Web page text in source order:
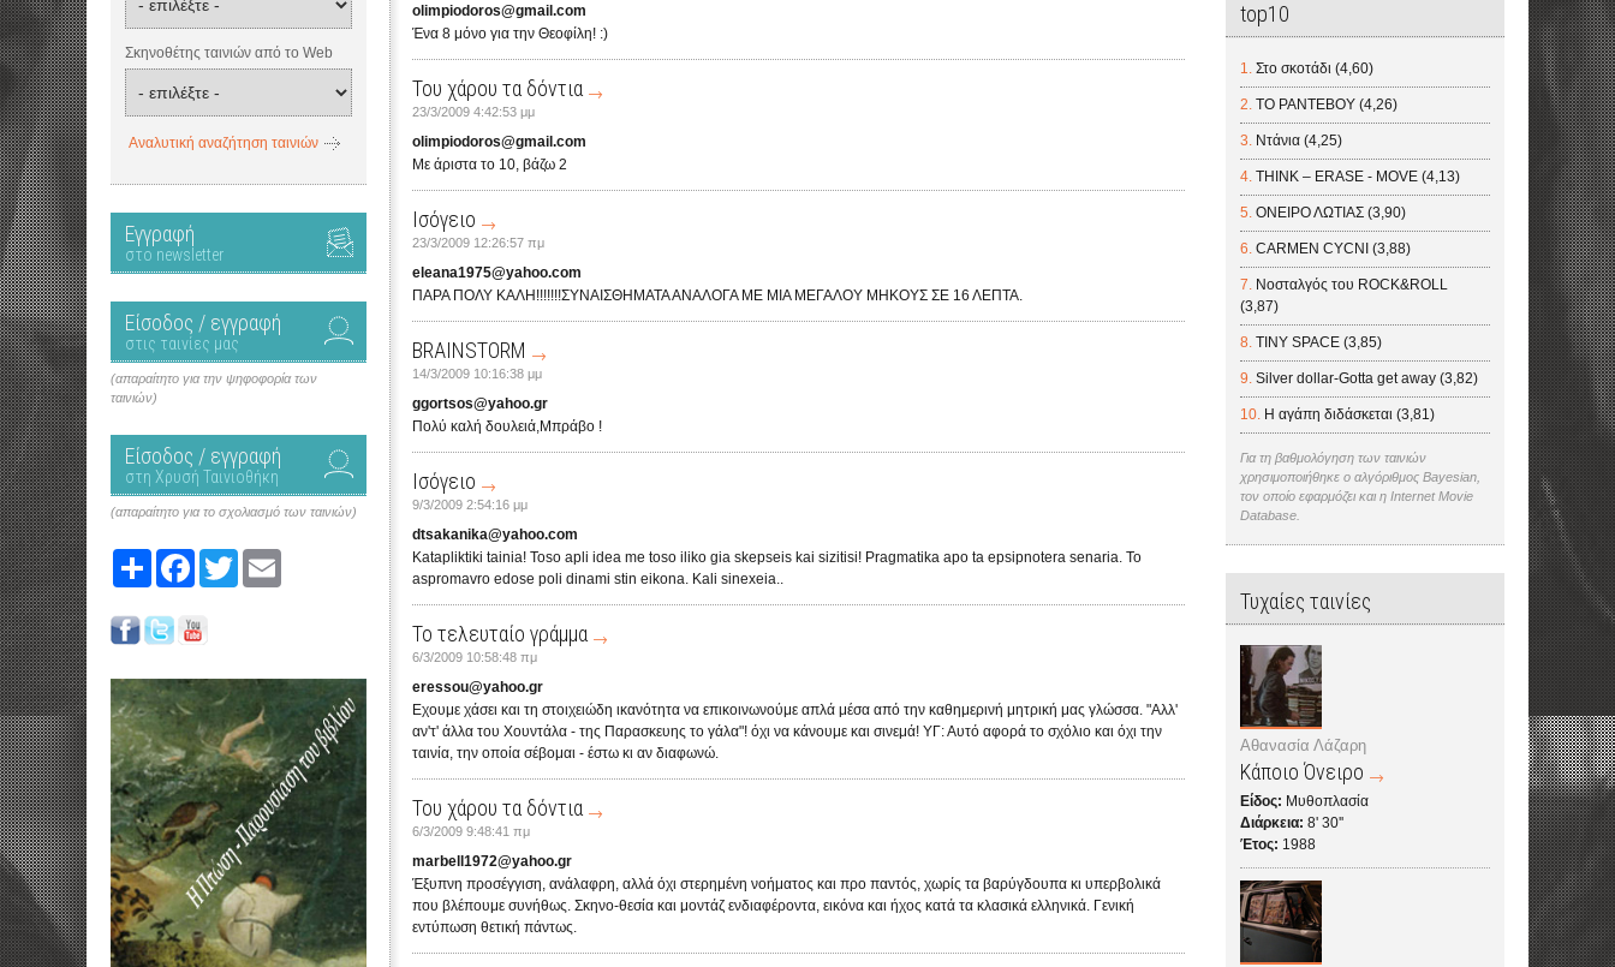
Σκηνοθέτης ταινιών από το Web
Αναλυτική αναζήτηση ταινιών
Εγγραφή
στο newsletter
Είσοδος / εγγραφή
στις ταινίες μας
(απαραίτητο για την ψηφοφορία των
ταινιών)
Είσοδος / εγγραφή
στη Χρυσή Ταινιοθήκη
(απαραίτητο για το σχολιασμό των ταινιών)
Share FacebookTwitter
olimpiodoros@gmail.com
Ένα 8 μόνο για την Θεοφίλη! :)
Του χάρου τα δόντια
23/3/2009 4:42:53 μμ
olimpiodoros@gmail.com
Με άριστα το 10, βάζω 2
Ισόγειο
23/3/2009 12:26:57 πμ
eleana1975@yahoo.com
ΠΑΡΑ ΠΟΛΥ ΚΑΛΗ!!!!!!!ΣΥΝΑΙΣΘΗΜΑΤΑ ΑΝΑΛΟΓΑ ΜΕ ΜΙΑ ΜΕΓΑΛΟΥ ΜΗΚΟΥΣ ΣΕ 16 ΛΕΠΤΑ.
BRAINSTORM
14/3/2009 10:16:38 μμ
ggortsos@yahoo.gr
Πολύ καλή δουλειά,Μπράβο !
Ισόγειο
9/3/2009 2:54:16 μμ
dtsakanika@yahoo.com
Katapliktiki tainia! Toso apli idea me toso iliko gia skepseis kai sizitisi! Pragmatika apo ta epsipnotera senaria. To
aspromavro edose poli dinami stin eikona. Kali sinexeia..
Το τελευταίο γράμμα
6/3/2009 10:58:48 πμ
eressou@yahoo.gr
Εχουμε χάσει και τη στοιχειώδη ικανότητα να επικοινωνούμε απλά μέσα από την καθημερινή μητρική μας γλώσσα. "Αλλ'
αν'τ' άλλα του Χουντάλα - της Παρασκευης το γάλα"! όχι να κάνουμε και σινεμά! ΥΓ: Αυτό αφορά το σχόλιο και όχι την
ταινία, την οποία σέβομαι - έστω κι αν διαφωνώ.
Του χάρου τα δόντια
6/3/2009 9:48:41 πμ
marbell1972@yahoo.gr
Έξυπνη προσέγγιση, ανάλαφρη, αλλά όχι στερημένη νοήματος και προ παντός, χωρίς τα βαρύγδουπα κι υπερβολικά
που βλέπουμε συνήθως. Σκηνο-θεσία και μοντάζ ενδιαφέροντα, εικόνα και ήχος κατά τα κλασικά ελληνικά. Γενική
εντύπωση θετική πάντως.
top10
Στο σκοτάδι (4,60)
ΤΟ ΡΑΝΤΕΒΟΥ (4,26)
Ντάνια (4,25)
THINK – ERASE - MOVE (4,13)
ΟΝΕΙΡΟ ΛΩΤΙΑΣ (3,90)
CARMEN CYCNI (3,88)
Νοσταλγός του ROCK&ROLL
(3,87)
TINY SPACE (3,85)
Silver dollar-Gotta get away (3,82)
Η αγάπη διδάσκεται (3,81)
Για τη βαθμολόγηση των ταινιών
χρησιμοποιήθηκε ο αλγόριθμος Bayesian,
τον οποίο εφαρμόζει και η Internet Movie
Database.
Τυχαίες ταινίες
Αθανασία Λάζαρη
Κάποιο Όνειρο
Είδος: Μυθοπλασία
Διάρκεια: 8' 30''
Έτος: 1988